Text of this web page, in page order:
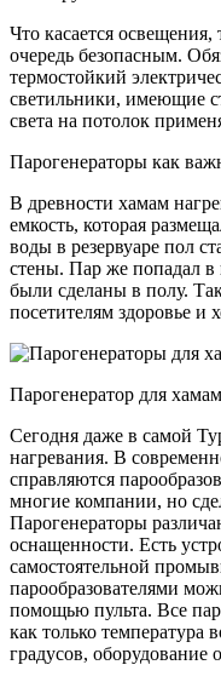
Что касается
очередь безопасным.
термостойкий
светильники, имеющие
света на потолок
Парогенераторы как
В древности хамам
емкость, которая
воды в резервуаре пол
стены. Пар же попадал в
были сделаны в полу.
посетителям здоровье и
Парогенератор для
Сегодня даже в самой
нагревания. В
справляются
многие компании, но
Парогенераторы
оснащенности. Есть
самостоятельной
парообразователями
помощью пульта. Все
как только температура
градусов, оборудование